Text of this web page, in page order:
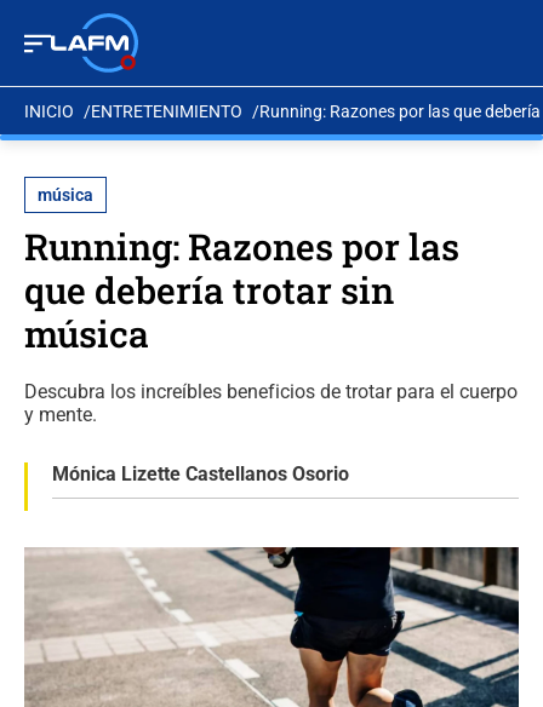
INICIO ENTRETENIMIENTO Running: Razones por las que
música
Running: Razones por las
que debería trotar sin
música
Descubra los increíbles beneficios de trotar para el cuerpo
y mente.
Mónica Lizette Castellanos Osorio